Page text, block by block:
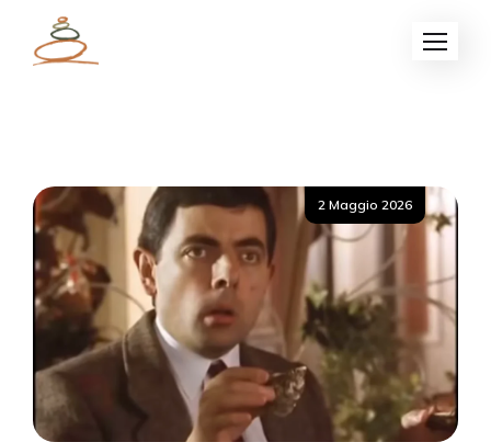
Posted
2 Maggio 2026